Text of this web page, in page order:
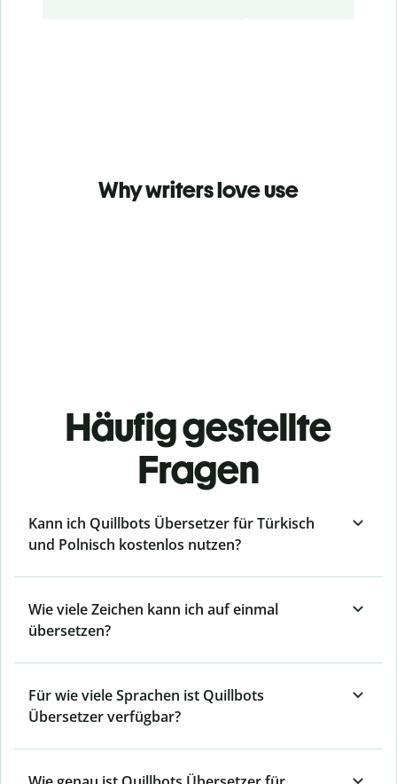
Why writers love use
Häufig gestellte
Fragen
Kann ich Quillbots Übersetzer für Türkisch
und Polnisch kostenlos nutzen?
Wie viele Zeichen kann ich auf einmal
übersetzen?
Für wie viele Sprachen ist Quillbots
Übersetzer verfügbar?